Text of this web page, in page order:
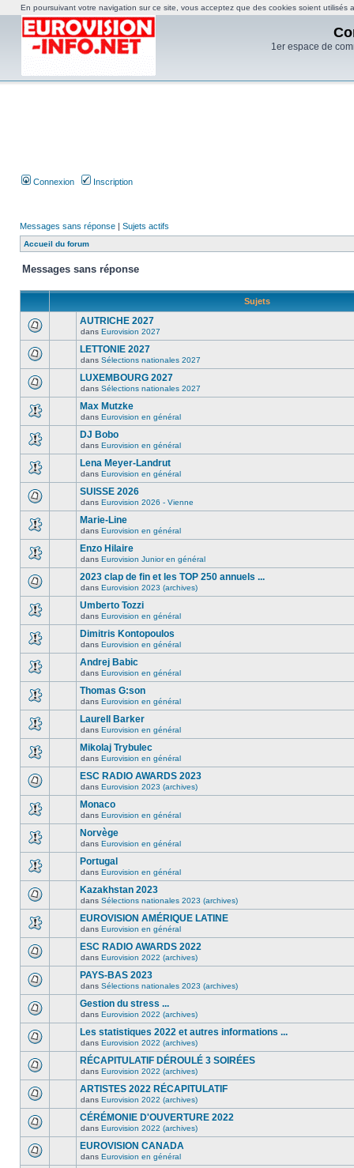
1er espace de
Connexion Inscription
Messages sans réponse | Sujets actifs
Accueil du forum
Messages sans réponse
Sujets
AUTRICHE 2027
dans Eurovision 2027
LETTONIE 2027
dans Sélections nationales 2027
LUXEMBOURG 2027
dans Sélections nationales 2027
Max Mutzke
dans Eurovision en général
DJ Bobo
dans Eurovision en général
Lena Meyer-Landrut
dans Eurovision en général
SUISSE 2026
dans Eurovision 2026 - Vienne
Marie-Line
dans Eurovision en général
Enzo Hilaire
dans Eurovision Junior en général
2023 clap de fin et les TOP 250 annuels ...
dans Eurovision 2023 (archives)
Umberto Tozzi
dans Eurovision en général
Dimitris Kontopoulos
dans Eurovision en général
Andrej Babic
dans Eurovision en général
Thomas G:son
dans Eurovision en général
Laurell Barker
dans Eurovision en général
Mikolaj Trybulec
dans Eurovision en général
ESC RADIO AWARDS 2023
dans Eurovision 2023 (archives)
Monaco
dans Eurovision en général
Norvège
dans Eurovision en général
Portugal
dans Eurovision en général
Kazakhstan 2023
dans Sélections nationales 2023 (archives)
EUROVISION AMÉRIQUE LATINE
dans Eurovision en général
ESC RADIO AWARDS 2022
dans Eurovision 2022 (archives)
PAYS-BAS 2023
dans Sélections nationales 2023 (archives)
Gestion du stress ...
dans Eurovision 2022 (archives)
Les statistiques 2022 et autres informations ...
dans Eurovision 2022 (archives)
RÉCAPITULATIF DÉROULÉ 3 SOIRÉES
dans Eurovision 2022 (archives)
ARTISTES 2022 RÉCAPITULATIF
dans Eurovision 2022 (archives)
CÉRÉMONIE D'OUVERTURE 2022
dans Eurovision 2022 (archives)
EUROVISION CANADA
dans Eurovision en général
En poursuivant votre navigation sur ce site, vous acceptez que des cookies soient